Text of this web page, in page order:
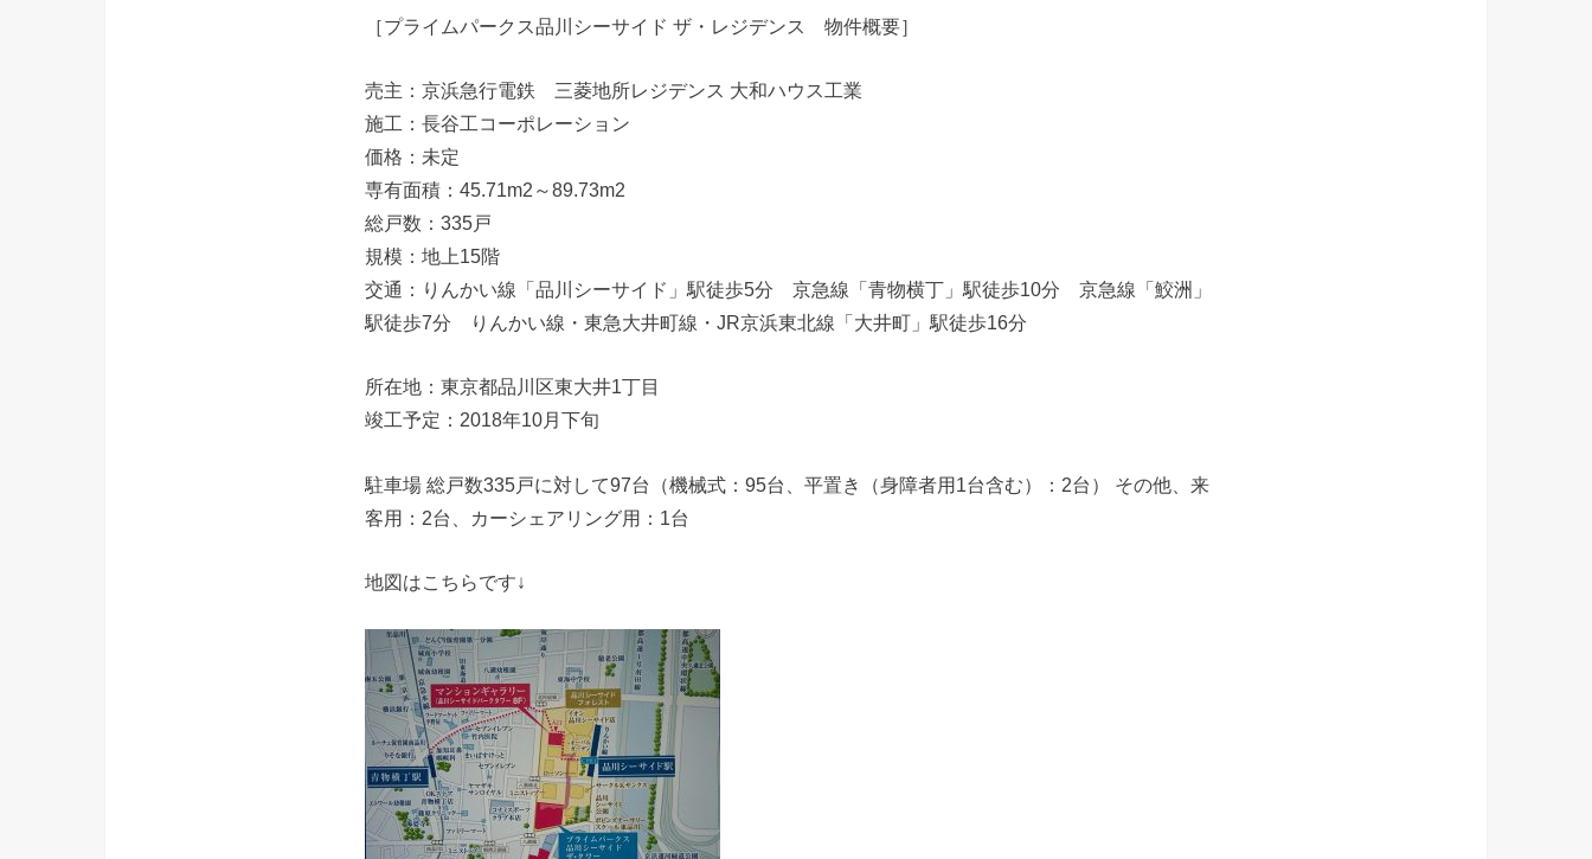
［プライムパークス品川シーサイド ザ・レジデンス 物件概要］
売主：京浜急行電鉄 三菱地所レジデンス 大和ハウス工業
施工：長谷工コーポレーション
価格：未定
専有面積：45.71m2～89.73m2
総戸数：335戸
規模：地上15階
交通：りんかい線「品川シーサイド」駅徒歩5分 京急線「青物横丁」駅徒歩10分 京急線「鮫洲」
駅徒歩7分 りんかい線・東急大井町線・JR京浜東北線「大井町」駅徒歩16分
所在地：東京都品川区東大井1丁目
竣工予定：2018年10月下旬
駐車場 総戸数335戸に対して97台（機械式：95台、平置き（身障者用1台含む）：2台） その他、来
客用：2台、カーシェアリング用：1台
地図はこちらです↓